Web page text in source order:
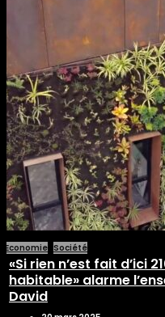
Economie Société
«Si rien n’est fait d’ici
habitable» alarme
David